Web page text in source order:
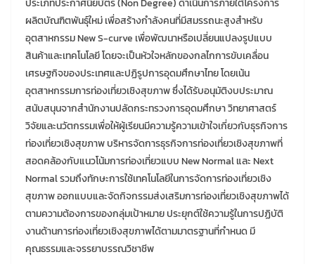
ผลิตบัณฑิตพันธุ์ใหม่ เพื่อสร้างกำลังคนที่มีสมรรถนะสูงสำหรับ
อุตสาหกรรม New S-curve เพื่อพัฒนาหรือเปลี่ยนแปลงรูปแบบ
สินค้าและเทคโนโลยี โดยจะเป็นหัวใจหลักของกลไกการขับเคลื่อน
เศรษฐกิจของประเทศและปฏิรูปการอุดมศึกษาไทย โดยเน้น
อุตสาหกรรมการท่องเที่ยวเชิงสุขภาพ ซึ่งได้รับอนุมัติงบประมาณ
สนับสนุนจากสำนักงานปลัดกระทรวงการอุดมศึกษา วิทยาศาสตร์
วิจัยและนวัตกรรมเพื่อให้ผู้เรียนมีความรู้ความเข้าใจเกี่ยวกับธุรกิจการ
ท่องเที่ยวเชิงสุขภาพ บริหารจัดการธุรกิจการท่องเที่ยวเชิงสุขภาพที่
สอดคล้องกับแนวโน้มการท่องเที่ยวแบบ New Normal และ Next
Normal รวมถึงทักษะการใช้เทคโนโลยีในการจัดการท่องเที่ยวเชิง
สุขภาพ ออกแบบและจัดกิจกรรมส่งเสริมการท่องเที่ยวเชิงสุขภาพได้
ตามความต้องการของกลุ่มเป้าหมาย ประยุกต์ใช้ความรู้ในการปฏิบัติ
งานด้านการท่องเที่ยวเชิงสุขภาพได้ตามมาตรฐานที่กำหนด มี
คุณธรรมและจรรยาบรรณวิชาชีพ